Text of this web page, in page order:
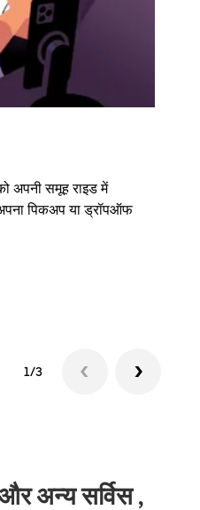
अपनी समूह राइड में
पिकअप या ड्रॉपऑफ
1/3
अन्य सर्विस ,